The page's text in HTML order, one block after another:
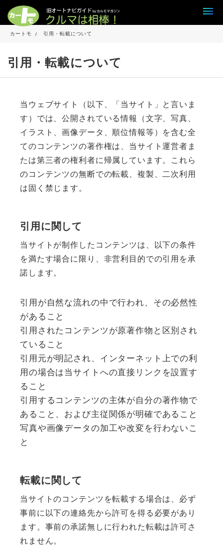
カートモ 引用・転載について
引用・転載について
当ウェブサイト（以下、「当サイト」と言いま
す）では、公開されている情報（文字、写真、
イラスト、画像データ、順位情報等）を含む全
てのコンテンツの著作権は、当サイト運営者ま
たは第三者の権利者に帰属しています。これら
のコンテンツの無断での転載、複製、二次利用
は固く禁じます。
引用に関して
当サイトが制作したコンテンツは、以下の条件
を満たす場合に限り、非営利目的での引用を承
諾します。
引用が自然な流れの中で行われ、その必然性
があること
引用されたコンテンツが原著作物と区別され
ていること
引用元が明記され、インターネット上での利
用の場合は当サイトへの直接リンクを設置す
ること
引用するコンテンツの主体が自分の著作物で
あること、および主従関係が明確であること
写真や画像データの加工や改変を行わないこ
と
転載に関して
当サイトのコンテンツを転載する場合は、必ず
事前に以下の連絡先から許可を得る必要があり
ます。事前の承諾無しに行われた転載は許可さ
れません。